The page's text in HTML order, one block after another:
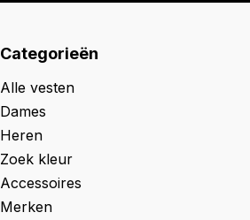
Categorieën
Alle vesten
Dames
Heren
Zoek kleur
Accessoires
Merken